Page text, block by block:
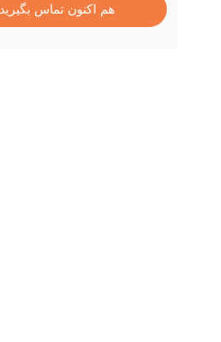
هم اکنون تماس بگیرید